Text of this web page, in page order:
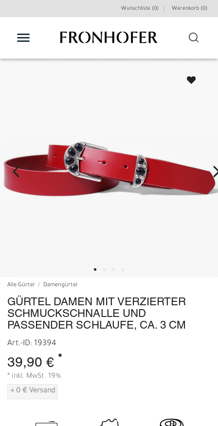
Wunschliste (0) Warenkorb (0)
Alle Gürtel Damengürtel
GÜRTEL DAMEN MIT VERZIERTER
SCHMUCKSCHNALLE UND
PASSENDER SCHLAUFE, CA. 3 CM
Art.-ID: 19394
39,90 € *
* inkl. MwSt. 19%
+ 0 € Versand